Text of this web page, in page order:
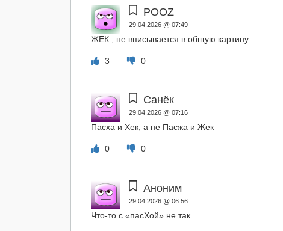
POOZ
29.04.2026 @ 07:49
ЖЕК , не вписывается в общую картину .
3 0
Санёк
29.04.2026 @ 07:16
Пасха и Хек, а не Пасжа и Жек
0 0
Аноним
29.04.2026 @ 06:56
Что-то с «пасХой» не так…